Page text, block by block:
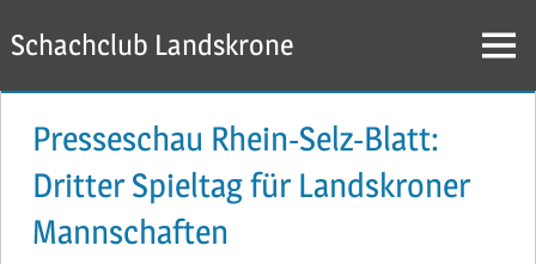
Inhalt
springen
Schachclub Landskrone Menü
Presseschau Rhein-Selz-Blatt:
Dritter Spieltag für Landskroner
Mannschaften